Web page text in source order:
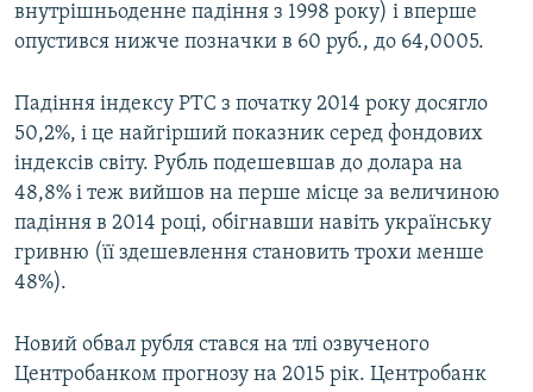
внутрішньоденне падіння з 1998 року) і вперше
опустився нижче позначки в 60 руб., до 64,0005.
Падіння індексу РТС з початку 2014 року досягло
50,2%, і це найгірший показник серед фондових
індексів світу. Рубль подешевшав до долара на
48,8% і теж вийшов на перше місце за величиною
падіння в 2014 році, обігнавши навіть українську
гривню (її здешевлення становить трохи менше
48%).
Новий обвал рубля стався на тлі озвученого
Центробанком прогнозу на 2015 рік. Центробанк